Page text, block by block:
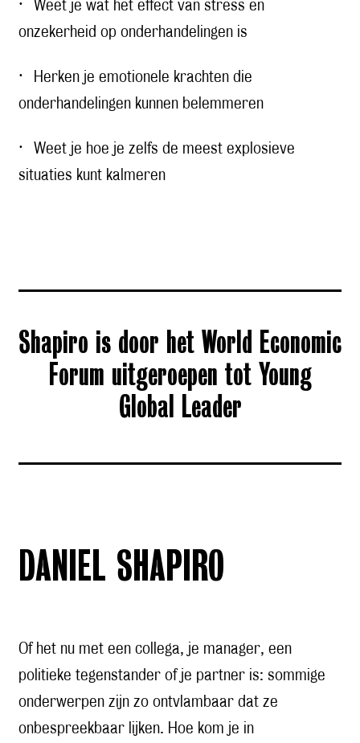
· Weet je wat het effect van stress en
onzekerheid op onderhandelingen is
· Herken je emotionele krachten die
onderhandelingen kunnen belemmeren
· Weet je hoe je zelfs de meest explosieve
situaties kunt kalmeren
Shapiro is door het World Economic
Forum uitge­roepen tot Young
Global Leader
DANIEL SHAPIRO
Of het nu met een collega, je manager, een
politieke tegenstander of je partner is: sommige
onderwerpen zijn zo ontvlambaar dat ze
onbespreekbaar lijken. Hoe kom je in